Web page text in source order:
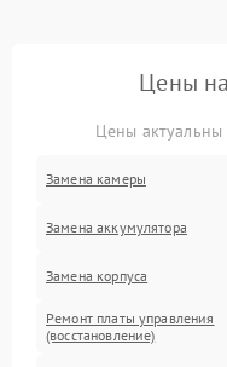
Цены
Цены
Замена камеры
Замена аккумулятора
Замена корпуса
Ремонт платы управления
(восстановление)